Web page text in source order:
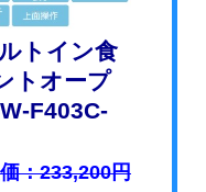
トイン食
トオープ
F403C-
：233,200円